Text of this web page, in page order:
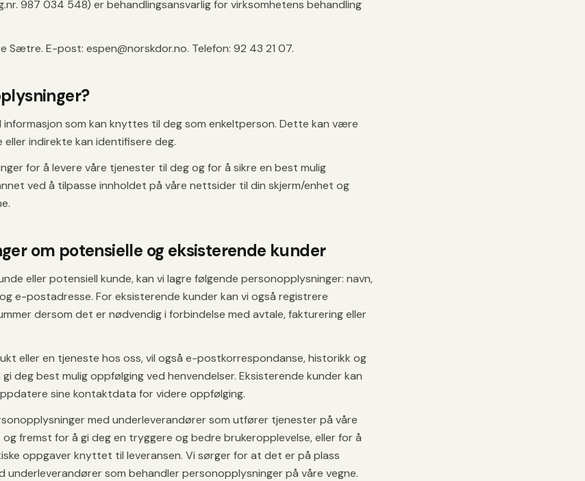
987 034 548) er behandlingsansvarlig for virksomhetens behandling
Sætre. E-post: espen@norskdor.no. Telefon: 92 43 21 07.
informasjon som kan knyttes til deg som enkeltperson. Dette kan være
indirekte kan identifisere deg.
for å levere våre tjenester til deg og for å sikre en best mulig
ved å tilpasse innholdet på våre nettsider til din skjerm/enhet og
om potensielle og eksisterende kunder
eller potensiell kunde, kan vi lagre følgende personopplysninger: navn,
e-postadresse. For eksisterende kunder kan vi også registrere
dersom det er nødvendig i forbindelse med avtale, fakturering eller
eller en tjeneste hos oss, vil også e-postkorrespondanse, historikk og
deg best mulig oppfølging ved henvendelser. Eksisterende kunder kan
sine kontaktdata for videre oppfølging.
med underleverandører som utfører tjenester på våre
fremst for å gi deg en tryggere og bedre brukeropplevelse, eller for å
oppgaver knyttet til leveransen. Vi sørger for at det er på plass
underleverandører som behandler personopplysninger på våre vegne.